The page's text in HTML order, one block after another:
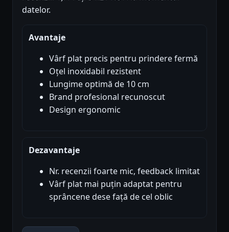
datelor.
Avantaje
Vârf plat precis pentru prindere fermă
Oțel inoxidabil rezistent
Lungime optimă de 10 cm
Brand profesional recunoscut
Design ergonomic
Dezavantaje
Nr. recenzii foarte mic, feedback limitat
Vârf plat mai puțin adaptat pentru
sprâncene dese față de cel oblic